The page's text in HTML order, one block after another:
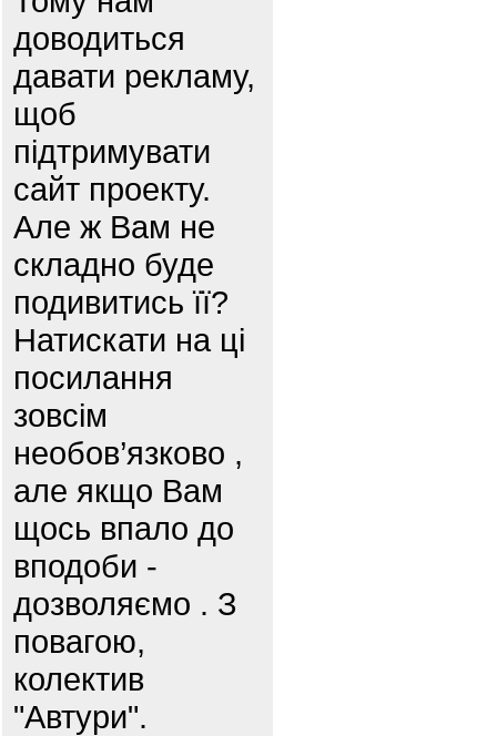
доводиться
давати рекламу,
щоб
підтримувати
сайт проекту.
Але ж Вам не
складно буде
подивитись її?
Натискати на ці
посилання
зовсім
необов’язково ,
але якщо Вам
щось впало до
вподоби -
дозволяємо . З
повагою,
колектив
"Автури".